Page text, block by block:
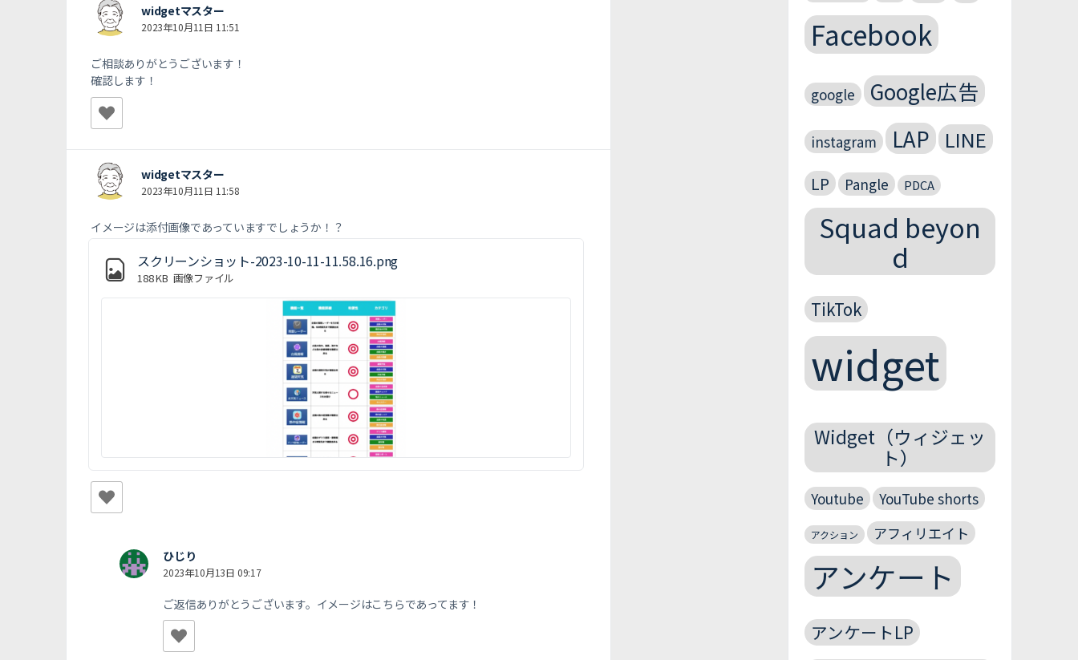
widgetマスター
2023年10月11日 11:51
ご相談ありがとうございます！
確認します！
widgetマスター
2023年10月11日 11:58
イメージは添付画像であっていますでしょうか！？
スクリーンショット-2023-10-11-11.58.16.png
188 KB 画像ファイル
ひじり
2023年10月13日 09:17
ご返信ありがとうございます。イメージはこちらであってます！
Facebook
google Google広告
instagram LAP LINE
LP Pangle PDCA
Squad beyon
d
TikTok
widget
Widget（ウィジェッ
ト）
Youtube YouTube shorts
アクション アフィリエイト
アンケート
アンケートLP